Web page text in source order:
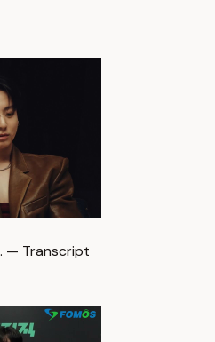
— Transcript